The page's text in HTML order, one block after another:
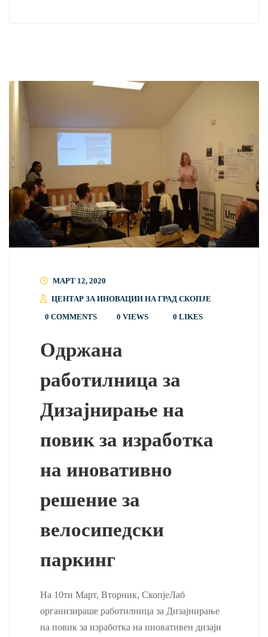
МАРТ 12, 2020
ЦЕНТАР ЗА ИНОВАЦИИ НА ГРАД СКОПЈЕ
0 COMMENTS
0 VIEWS 0 LIKES
Одржана
работилница за
Дизајнирање на
повик за изработка
на иновативно
решение за
велосипедски
паркинг
На 10ти Март, Вторник, СкопјеЛаб
организираше работилница за Дизајнирање
на повик за изработка на иновативен дизајн